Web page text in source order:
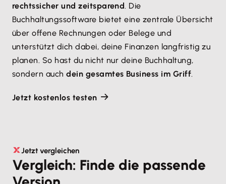
rechtssicher und zeitsparend. Die
Buchhaltungssoftware bietet eine zentrale Übersicht
über offene Rechnungen oder Belege und
unterstützt dich dabei, deine Finanzen langfristig zu
planen. So hast du nicht nur deine Buchhaltung,
sondern auchdein gesamtes Business im Griff.
Jetzt kostenlos testen
Jetzt vergleichen
Vergleich: Finde die passende